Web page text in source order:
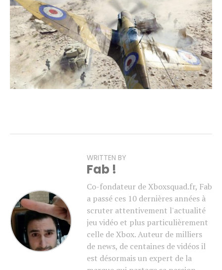
WRITTEN BY
Fab !
Co-fondateur de Xboxsquad.fr, Fab
a passé ces 10 dernières années à
scruter attentivement l'actualité
jeu vidéo et plus particulièrement
celle de Xbox. Auteur de milliers
de news, de centaines de vidéos il
est désormais un expert de la